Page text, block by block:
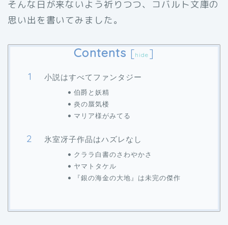
そんな日が来ないよう祈りつつ、コバルト文庫の
思い出を書いてみました。
Contents [hide ]
小説はすべてファンタジー
伯爵と妖精
炎の蜃気楼
マリア様がみてる
氷室冴子作品はハズレなし
クララ白書のさわやかさ
ヤマトタケル
『銀の海金の大地』は未完の傑作